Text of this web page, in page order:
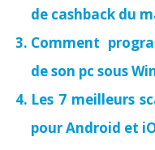
de cashback du
Comment
de son pc sous
Les 7 meilleurs
pour Android et